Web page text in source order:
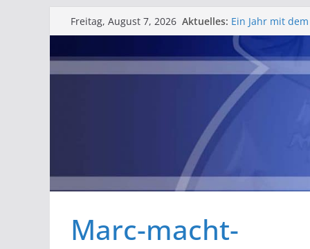
Zum
Inhalt
springen
Freitag, August 7, 2026 Aktuelles: Ein Jahr mit
Barlfest der
gelungenes
Rosenmontag in
Bessere
Marc-macht-